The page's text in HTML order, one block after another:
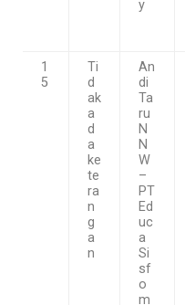
y
1
5
Ti
d
ak
a
d
a
ke
te
ra
n
g
a
n
An
di
Ta
ru
N
N
W
–
PT
Ed
uc
a
Si
sf
o
m